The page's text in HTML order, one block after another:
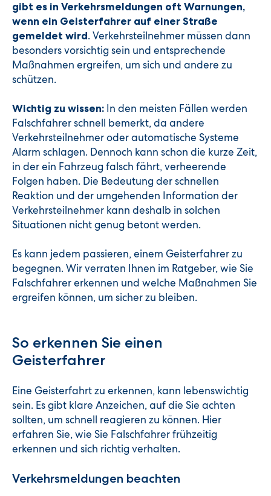
gibt es in Verkehrsmeldungen oft Warnungen,
wenn ein Geisterfahrer auf einer Straße
gemeldet wird. Verkehrsteilnehmer müssen dann
besonders vorsichtig sein und entsprechende
Maßnahmen ergreifen, um sich und andere zu
schützen.
Wichtig zu wissen: In den meisten Fällen werden
Falschfahrer schnell bemerkt, da andere
Verkehrsteilnehmer oder automatische Systeme
Alarm schlagen. Dennoch kann schon die kurze Zeit,
in der ein Fahrzeug falsch fährt, verheerende
Folgen haben. Die Bedeutung der schnellen
Reaktion und der umgehenden Information der
Verkehrsteilnehmer kann deshalb in solchen
Situationen nicht genug betont werden.
Es kann jedem passieren, einem Geisterfahrer zu
begegnen. Wir verraten Ihnen im Ratgeber, wie Sie
Falschfahrer erkennen und welche Maßnahmen Sie
ergreifen können, um sicher zu bleiben.
So erkennen Sie einen
Geisterfahrer
Eine Geisterfahrt zu erkennen, kann lebenswichtig
sein. Es gibt klare Anzeichen, auf die Sie achten
sollten, um schnell reagieren zu können. Hier
erfahren Sie, wie Sie Falschfahrer frühzeitig
erkennen und sich richtig verhalten.
Verkehrsmeldungen beachten